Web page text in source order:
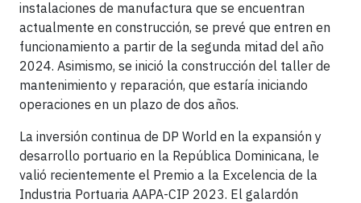
instalaciones de manufactura que se encuentran
actualmente en construcción, se prevé que entren en
funcionamiento a partir de la segunda mitad del año
2024. Asimismo, se inició la construcción del taller de
mantenimiento y reparación, que estaría iniciando
operaciones en un plazo de dos años.
La inversión continua de DP World en la expansión y
desarrollo portuario en la República Dominicana, le
valió recientemente el Premio a la Excelencia de la
Industria Portuaria AAPA-CIP 2023. El galardón